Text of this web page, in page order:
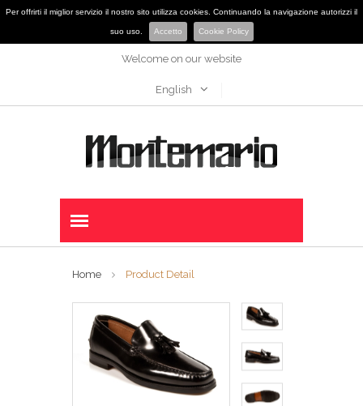
Per offrirti il miglior servizio il nostro sito utilizza cookies. Continuando la navigazione autorizzi il
suo uso. Accetto Cookie Policy
Welcome on our website
English
Home Product Detail